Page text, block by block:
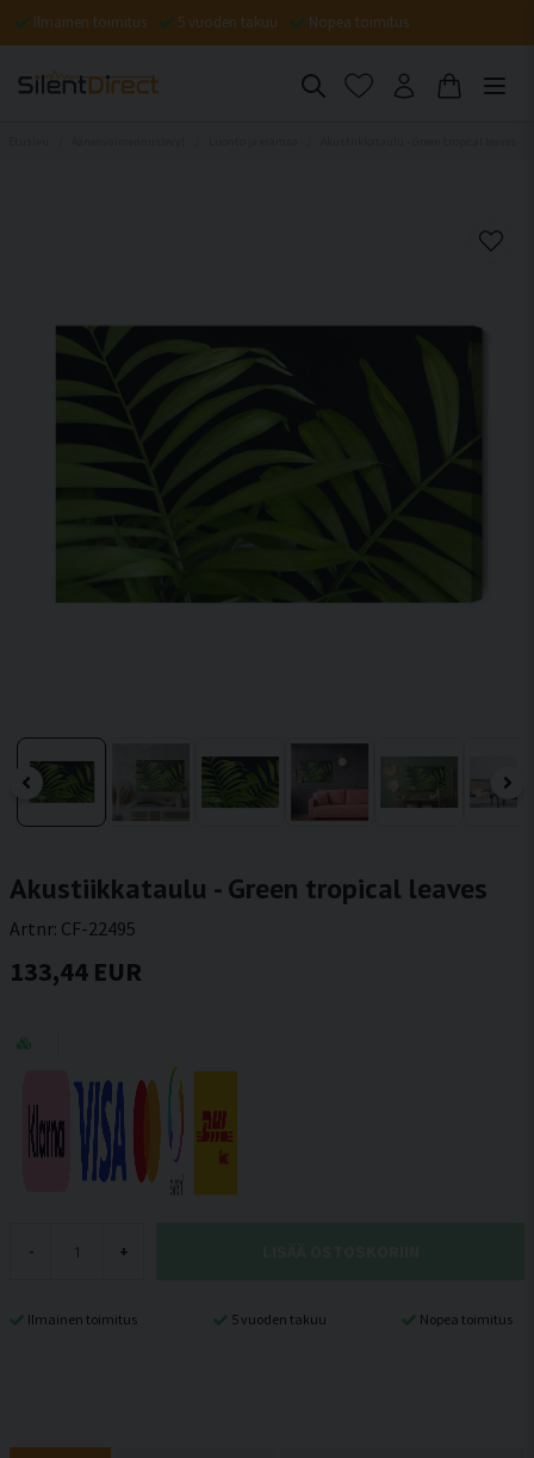
Ilmainen toimitus 5 vuoden takuu Nopea toimitus
Akustiikkataulu - Green tropical leaves
Artnr: CF-22495
133,44 EUR
- +
Ilmainen toimitus 5 vuoden takuu Nopea toimitus